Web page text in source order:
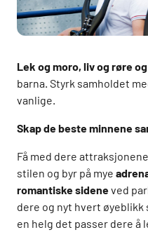
Lek og moro, liv og røre
barna. Styrk samholdet
vanlige.
Skap de beste minnene
Få med dere
stilen og byr på mye
romantiske sideneved
dere og nyt hvert øyeblikk
en helg det passer dere å